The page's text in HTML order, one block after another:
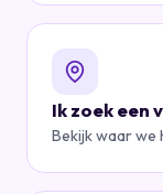
Ik zoek een
Bekijk waar we